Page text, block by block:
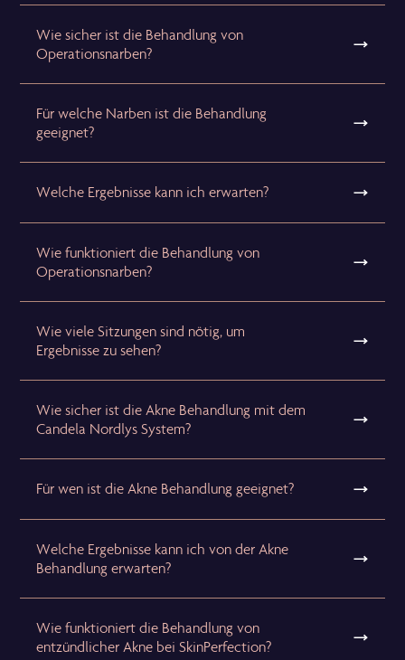
Wie sicher ist die Behandlung von
Operationsnarben?
Für welche Narben ist die Behandlung
geeignet?
Welche Ergebnisse kann ich erwarten?
Wie funktioniert die Behandlung von
Operationsnarben?
Wie viele Sitzungen sind nötig, um
Ergebnisse zu sehen?
Wie sicher ist die Akne Behandlung mit dem
Candela Nordlys System?
Für wen ist die Akne Behandlung geeignet?
Welche Ergebnisse kann ich von der Akne
Behandlung erwarten?
Wie funktioniert die Behandlung von
entzündlicher Akne bei SkinPerfection?